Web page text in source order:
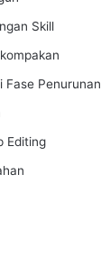
Skill
Fase Penurunan
Editing